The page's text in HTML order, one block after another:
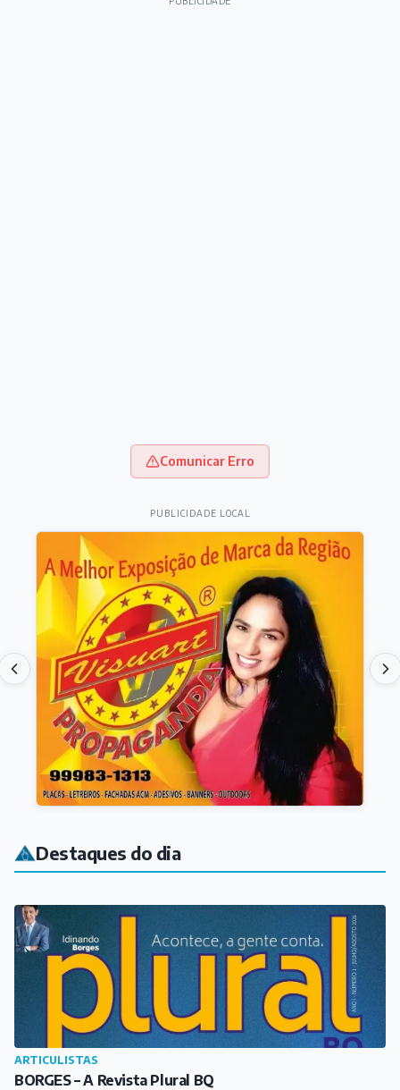
Comunicar Erro
PUBLICIDADE LOCAL
Destaques do dia
ARTICULISTAS
BORGES – A Revista Plural BQ
ARTICULISTAS
Florescer como as flores
Há 4 horas